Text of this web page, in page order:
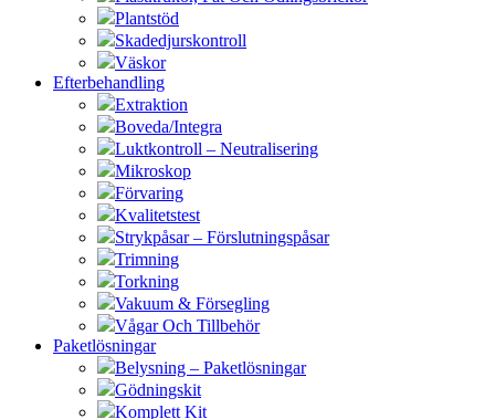
Plantstöd
Skadedjurskontroll
Väskor
Efterbehandling
Extraktion
Boveda/Integra
Luktkontroll – Neutralisering
Mikroskop
Förvaring
Kvalitetstest
Strykpåsar – Förslutningspåsar
Trimning
Torkning
Vakuum & Försegling
Vågar Och Tillbehör
Paketlösningar
Belysning – Paketlösningar
Gödningskit
Komplett Kit